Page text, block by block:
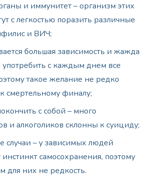
и иммунитет – организм этих
с легкостью поразить различные
и ВИЧ;
большая зависимость и жажда
с каждым днем все
такое желание не редко
смертельному финалу;
с собой – много
и алкоголиков склонны к суициду;
случаи – у зависимых людей
инстинкт самосохранения, поэтому
для них не редкость.